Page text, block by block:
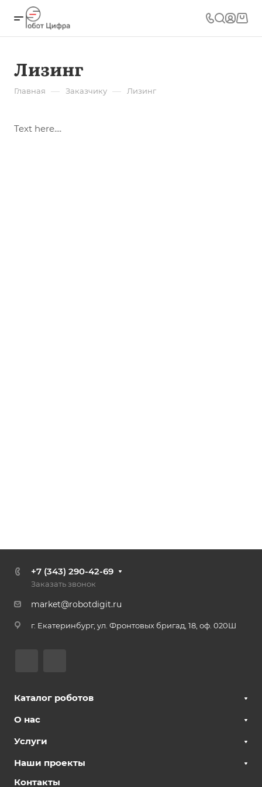
Лизинг
Главная — Заказчику — Лизинг
Text here....
+7 (343) 290-42-69
Заказать звонок
market@robotdigit.ru
г. Екатеринбург, ул. Фронтовых бригад, 18, оф. 020Ш
Каталог роботов
О нас
Услуги
Наши проекты
Контакты